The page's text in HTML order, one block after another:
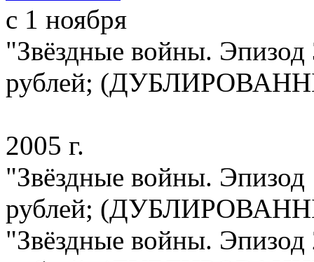
c 1 ноября
"Звёздные войны.
рублей;
2005 г.
"Звёздные войны.
рублей;
"Звёздные войны.